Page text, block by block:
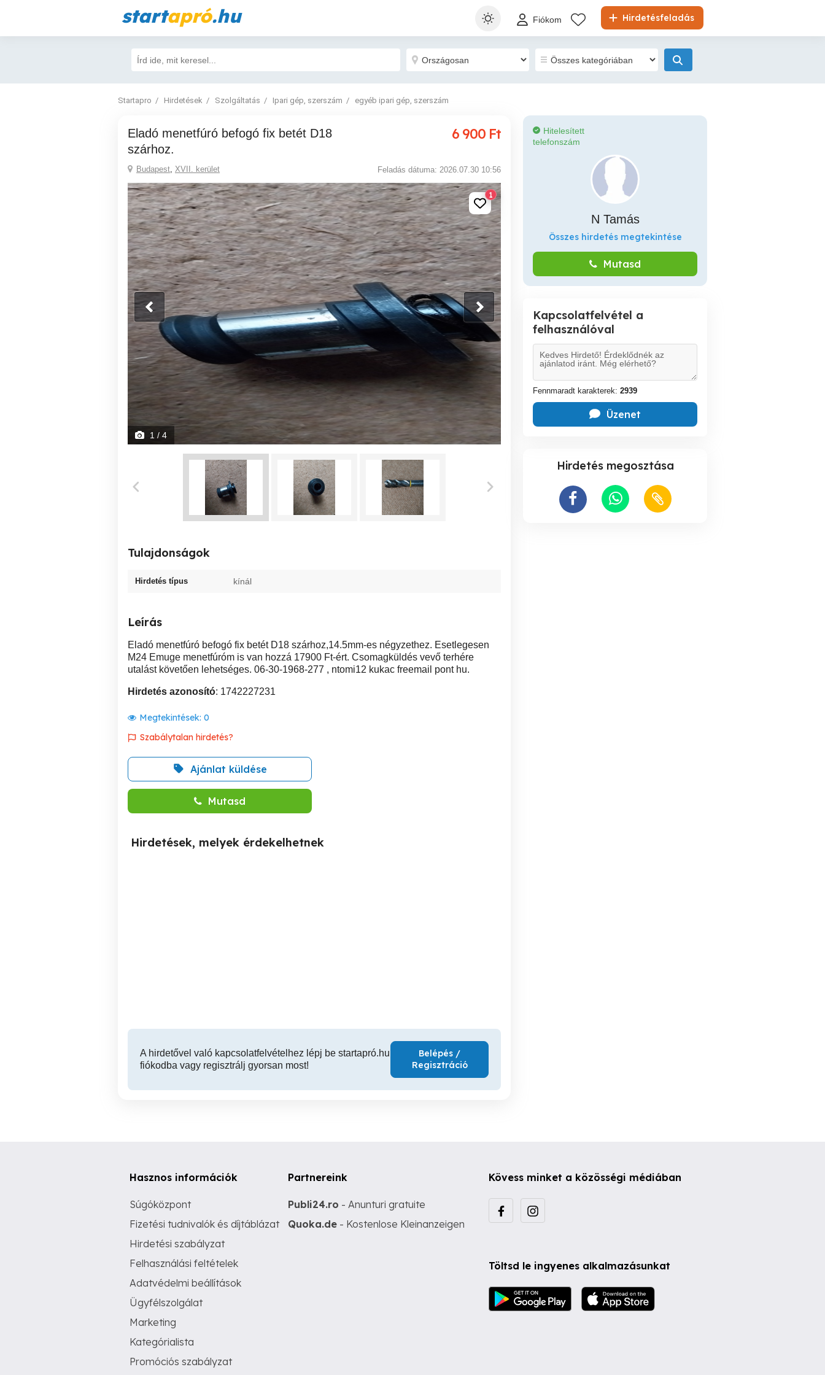
startapró.hu Hirdetésfeladás
Fiókom
Startapro Hirdetések Szolgáltatás Ipari gép, szerszám egyéb ipari gép, szerszám
Eladó menetfúró befogó fix betét D18
szárhoz.
6 900 Ft
Budapest, XVII. kerület Feladás dátuma: 2026.07.30 10:56
1
1 / 4
Tulajdonságok
Hirdetés típus kínál
Leírás
Eladó menetfúró befogó fix betét D18 szárhoz,14.5mm-es négyzethez. Esetlegesen
M24 Emuge menetfúróm is van hozzá 17900 Ft-ért. Csomagküldés vevő terhére
utalást követően lehetséges. 06-30-1968-277 , ntomi12 kukac freemail pont hu.
Hirdetés azonosító: 1742227231
Megtekintések: 0
Szabálytalan hirdetés?
Ajánlat küldése
Mutasd
Hirdetések, melyek érdekelhetnek
A hirdetővel való kapcsolatfelvételhez lépj be startapró.hu
fiókodba vagy regisztrálj gyorsan most!
Belépés /
Regisztráció
Hitelesített
telefonszám
N Tamás
Összes hirdetés megtekintése
Mutasd
Kapcsolatfelvétel a
felhasználóval
Fennmaradt karakterek: 2939
Üzenet
Hirdetés megosztása
Hasznos információk
Súgóközpont
Fizetési tudnivalók és díjtáblázat
Hirdetési szabályzat
Felhasználási feltételek
Adatvédelmi beállítások
Ügyfélszolgálat
Marketing
Kategórialista
Promóciós szabályzat
Partnereink
Publi24.ro - Anunturi gratuite
Quoka.de - Kostenlose Kleinanzeigen
Kövess minket a közösségi médiában
Töltsd le ingyenes alkalmazásunkat